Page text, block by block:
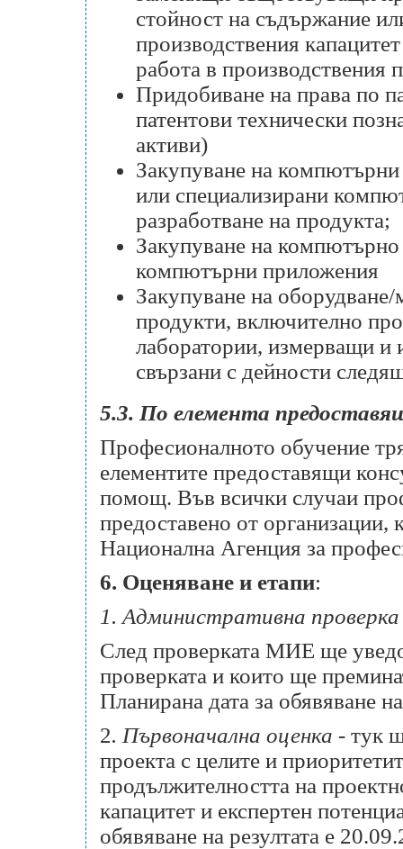
стойност на съдържание
производствения
работа в производствения
Придобиване на права по
патентови технически
активи)
Закупуване на
или специализирани
разработване на продукта;
Закупуване на
компютърни приложения
Закупуване на
продукти, включително
лаборатории, измерващи и
свързани с дейности
5.3. По елемента
Професионалното обучение
елементите предоставящи
помощ. Във всички случаи
предоставено от организации,
Национална Агенция за
6. Оценяване и етапи:
1. Административна проверка
След проверката МИЕ ще
проверката и които ще
Планирана дата за обявяване
2. Първоначална оценка - тук
проекта с целите и
продължителността на
капацитет и експертен
обявяване на резултата е